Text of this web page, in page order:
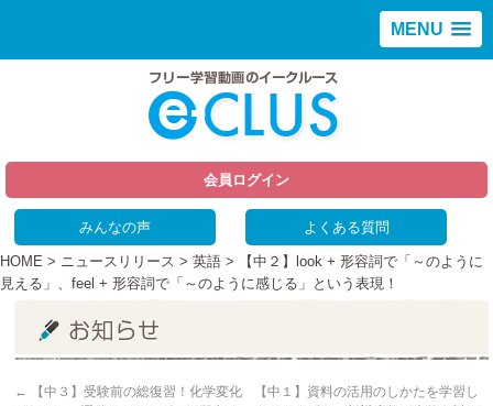
MENU
会員ログイン
みんなの声 よくある質問
HOME > ニュースリリース > 英語 > 【中２】look + 形容詞で「～のように
見える」、feel + 形容詞で「～のように感じる」という表現！
←
【中３】受験前の総復習！化学変化
【中１】資料の活用のしかたを学習し